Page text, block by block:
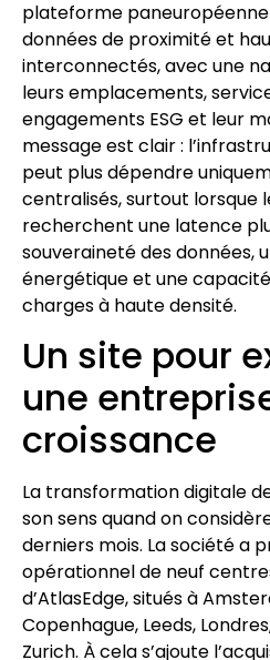
plateforme
données de proximité et
interconnectés, avec une
leurs emplacements,
engagements ESG et leur
message est clair :
peut plus dépendre
centralisés, surtout lorsque
recherchent une latence
souveraineté des données,
énergétique et une
charges à haute densité.
Un site pour
une
croissance
La transformation digitale
son sens quand on
derniers mois. La société a
opérationnel de neuf
d’AtlasEdge, situés à
Copenhague, Leeds,
Zurich. À cela s’ajoute